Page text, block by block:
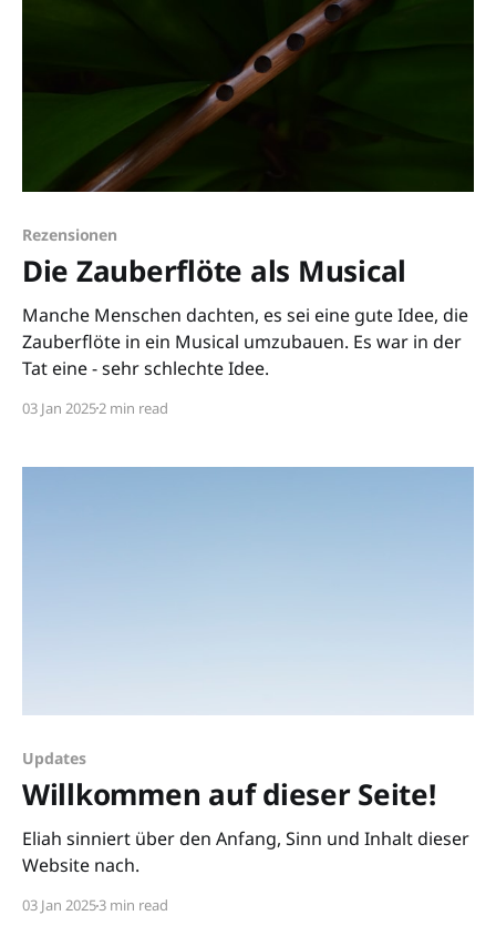
Rezensionen
Die Zauberflöte als Musical
Manche Menschen dachten, es sei eine gute Idee, die
Zauberflöte in ein Musical umzubauen. Es war in der
Tat eine - sehr schlechte Idee.
03 Jan 20252 min read
Updates
Willkommen auf dieser Seite!
Eliah sinniert über den Anfang, Sinn und Inhalt dieser
Website nach.
03 Jan 20253 min read